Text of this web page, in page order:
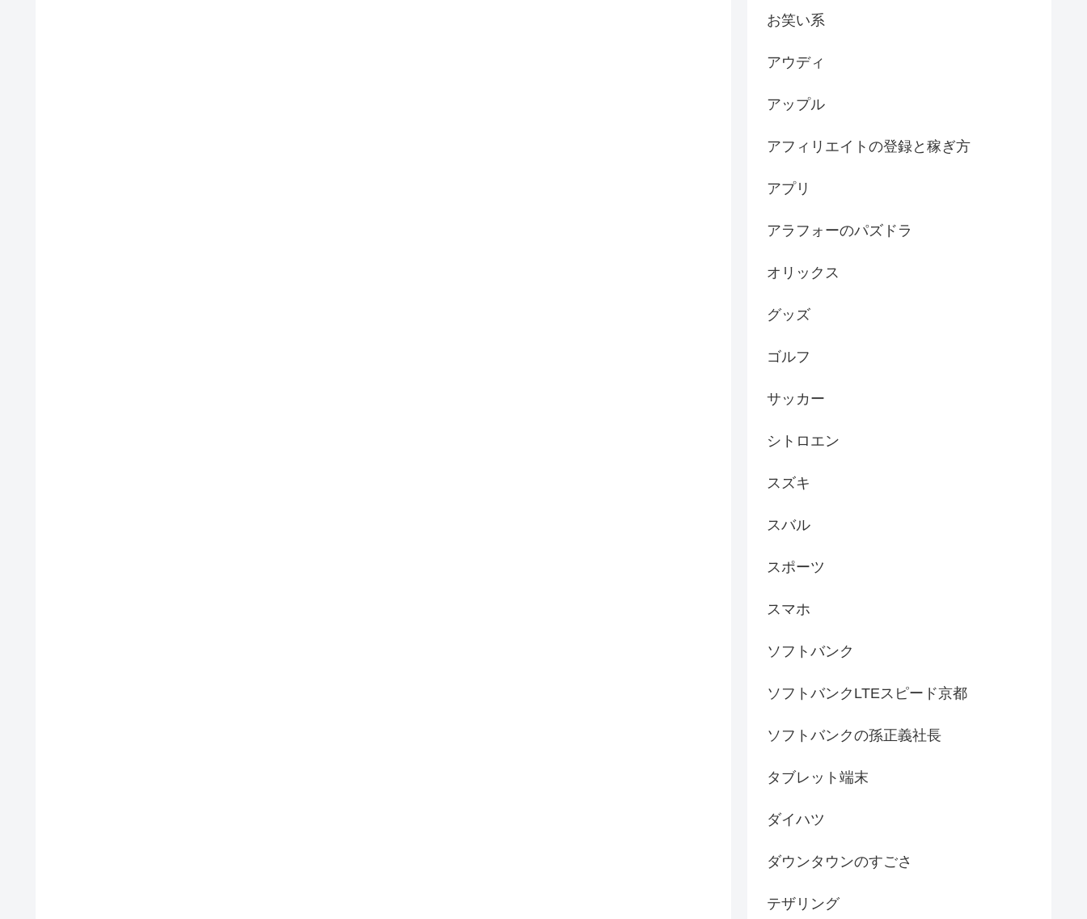
お笑い系
アウディ
アップル
アフィリエイトの登録と稼ぎ方
アプリ
アラフォーのパズドラ
オリックス
グッズ
ゴルフ
サッカー
シトロエン
スズキ
スバル
スポーツ
スマホ
ソフトバンク
ソフトバンクLTEスピード京都
ソフトバンクの孫正義社長
タブレット端末
ダイハツ
ダウンタウンのすごさ
テザリング